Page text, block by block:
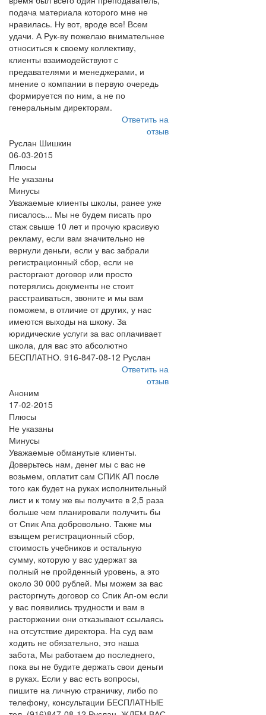
подача материала которого мне не
нравилась. Ну вот, вроде все! Всем
удачи. А Рук-ву пожелаю внимательнее
относиться к своему коллективу,
клиенты взаимодействуют с
предавателями и менеджерами, и
мнение о компании в первую очередь
формируется по ним, а не по
генеральным директорам.
Ответить на
отзыв
Руслан Шишкин
06-03-2015
Плюсы
Не указаны
Минусы
Уважаемые клиенты школы, ранее уже
писалось... Мы не будем писать про
стаж свыше 10 лет и прочую красивую
рекламу, если вам значительно не
вернули деньги, если у вас забрали
регистрационный сбор, если не
расторгают договор или просто
потерялись документы не стоит
расстраиваться, звоните и мы вам
поможем, в отличие от других, у нас
имеются выходы на шкоку. За
юридические услуги за вас оплачивает
школа, для вас это абсолютно
БЕСПЛАТНО. 916-847-08-12 Руслан
Ответить на
отзыв
Аноним
17-02-2015
Плюсы
Не указаны
Минусы
Уважаемые обманутые клиенты.
Доверьтесь нам, денег мы с вас не
возьмем, оплатит сам СПИК АП после
того как будет на руках исполнительный
лист и к тому же вы получите в 2,5 раза
больше чем планировали получить бы
от Спик Апа добровольно. Также мы
взыщем регистрационный сбор,
стоимость учебников и остальную
сумму, которую у вас удержат за
полный не пройденный уровень, а это
около 30 000 рублей. Мы можем за вас
расторгнуть договор со Спик Ап-ом если
у вас появились трудности и вам в
расторжении они отказывают ссылаясь
на отсутствие директора. На суд вам
ходить не обязательно, это наша
забота, Мы работаем до последнего,
пока вы не будите держать свои деньги
в руках. Если у вас есть вопросы,
пишите на личную страничку, либо по
телефону, консультации БЕСПЛАТНЫЕ